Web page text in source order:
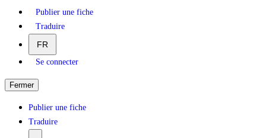
Publier une fiche
Traduire
FR
Se connecter
Fermer
Publier une fiche
Traduire